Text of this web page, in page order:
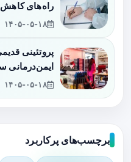
راه‌های کاهش
۱۴۰۵-۰۵-۱۸
پروتئینی
ایمن‌درمانی
۱۴۰۵-۰۵-۱۸
برچسب‌های پرکاربرد